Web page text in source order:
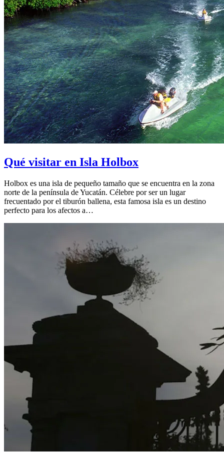
Qué visitar en Isla Holbox
Holbox es una isla de pequeño tamaño que se encuentra en la zona
norte de la península de Yucatán. Célebre por ser un lugar
frecuentado por el tiburón ballena, esta famosa isla es un destino
perfecto para los afectos a…